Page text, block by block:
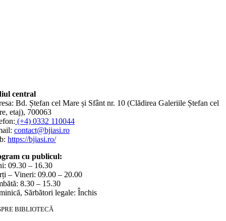
central
Bd. Ștefan cel Mare și Sfânt nr. 10 (Clădirea Galeriile Ștefan cel
etaj), 700063
(+4) 0332 110044
contact@bjiasi.ro
https://bjiasi.ro/
cu publicul:
09.30 – 16.30
– Vineri: 09.00 – 20.00
8.30 – 15.30
Sărbători legale: Închis
BIBLIOTECĂ